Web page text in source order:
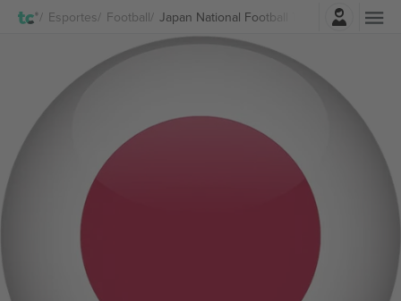
Esportes Football Japan National Football Team Women
Entrar